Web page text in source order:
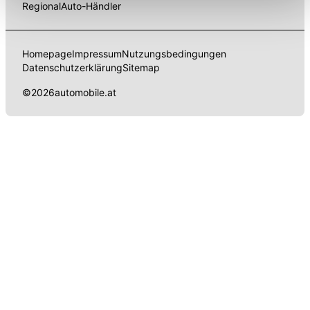
stehen. Sie können die Einstellungen jederzeit in unserer
Datenschutzerklärunganpassen.
RegionalAuto-Händler
HomepageImpressumNutzungsbedingungen
DatenschutzerklärungSitemap
©2026automobile.at